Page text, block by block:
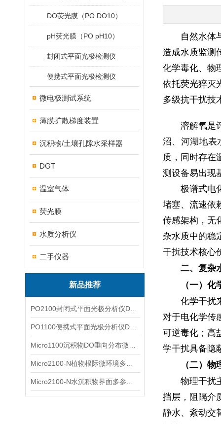
DO荧光膜（PO DO10）
pH荧光膜（PO pH10）
封闭式平面光极检测仪
便携式平面光极检测仪
微电极测试系统
薄膜扩散梯度装置
沉积物/土壤孔隙水采样器
DGT
温室气体
荧光膜
水质分析仪
二手仪器
新品推荐
自然水体
造成水质监测
化学毒化、物
依托荧光猝灭
多级抗干扰技
溶解氧是
沼、河湖地表
质，同时存在
测设备易出现
极谱式电
堵塞、流速依
传感架构，无
杂水质中的稳
干扰技术核心
二、复杂
（一）化
化学干扰
对于电化学传
可逆毒化；高
学干扰具备隐
（二）物
物理干扰
挡层，阻隔介
静水、紊动交